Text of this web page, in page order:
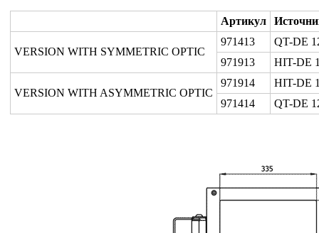
Артикул
VERSION WITH SYMMETRIC OPTIC
971413
QT-DE
971913
HIT-DE
VERSION WITH ASYMMETRIC OPTIC
971914
HIT-DE
971414
QT-DE